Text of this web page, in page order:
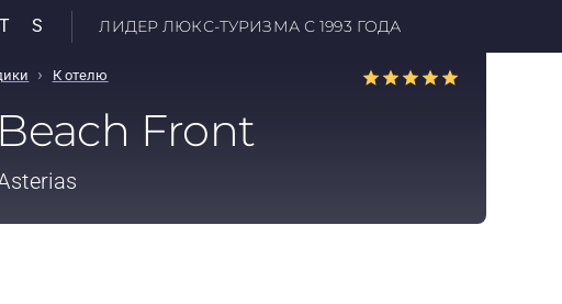
ЛИДЕР ЛЮКС-ТУРИЗМА С 1993 ГОДА
› К отелю
Front